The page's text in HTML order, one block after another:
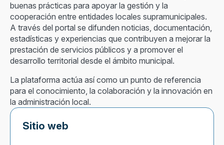
buenas prácticas para apoyar la gestión y la
cooperación entre entidades locales supramunicipales.
A través del portal se difunden noticias, documentación,
estadísticas y experiencias que contribuyen a mejorar la
prestación de servicios públicos y a promover el
desarrollo territorial desde el ámbito municipal.
La plataforma actúa así como un punto de referencia
para el conocimiento, la colaboración y la innovación en
la administración local.
Sitio web